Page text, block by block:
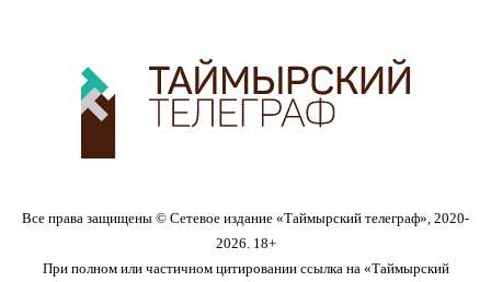
Все права защищены © Сетевое издание «Таймырский телеграф», 2020-
2026. 18+
При полном или частичном цитировании ссылка на «Таймырский